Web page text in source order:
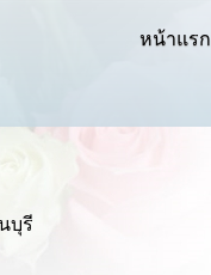
หน้าแรก
บุรี